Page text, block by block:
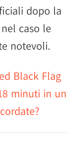
dopo la
caso le
notevoli.
Black Flag
minuti in un